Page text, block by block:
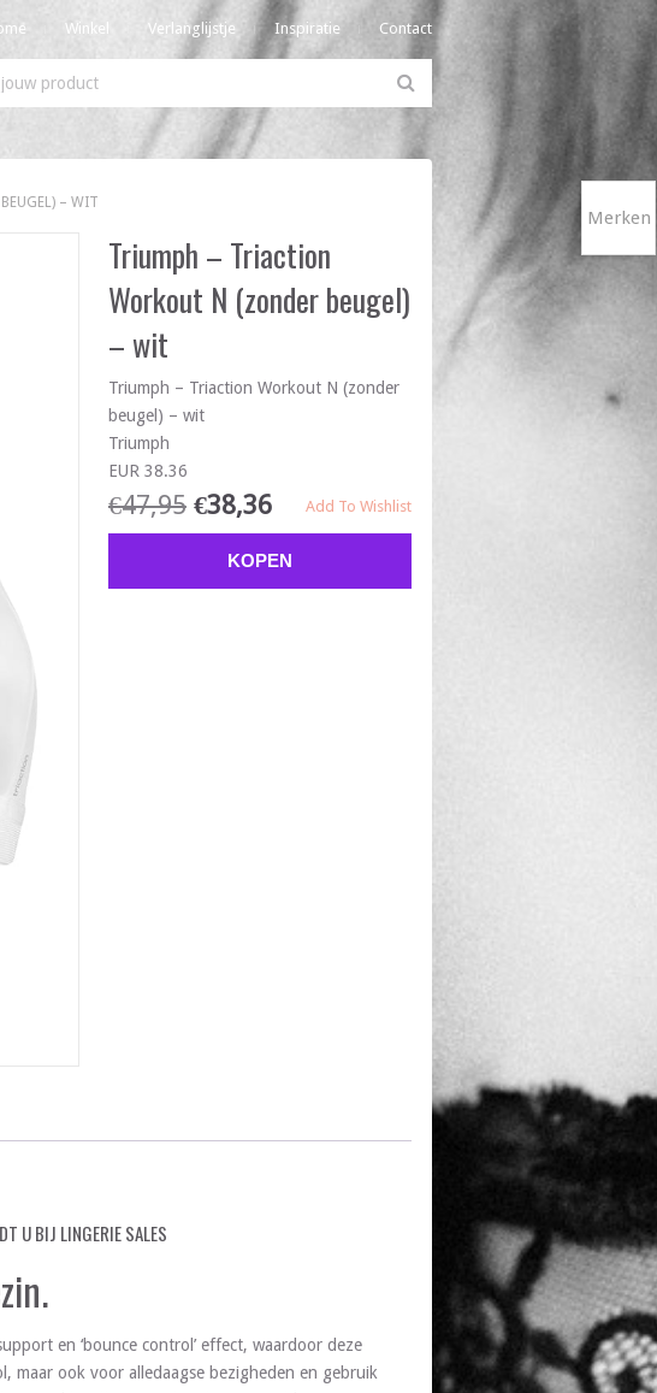
Winkel Verlanglijstje Inspiratie Contact
– WIT
Triumph – Triaction
Workout N (zonder beugel)
– wit
Triumph – Triaction Workout N (zonder
beugel) – wit
Triumph
EUR 38.36
€47,95 €38,36
KOPEN
Add To Wishlist
U BIJ LINGERIE SALES
en ‘bounce control’ effect, waardoor deze
maar ook voor alledaagse bezigheden en gebruik
Merken